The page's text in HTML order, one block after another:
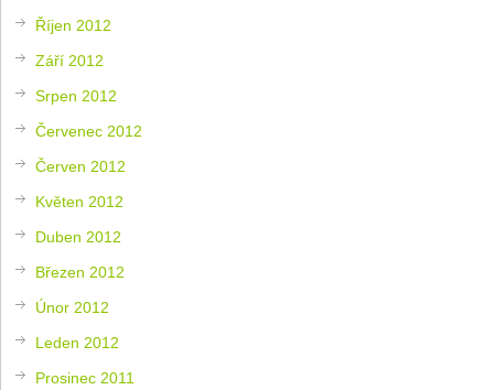
Říjen 2012
Září 2012
Srpen 2012
Červenec 2012
Červen 2012
Květen 2012
Duben 2012
Březen 2012
Únor 2012
Leden 2012
Prosinec 2011